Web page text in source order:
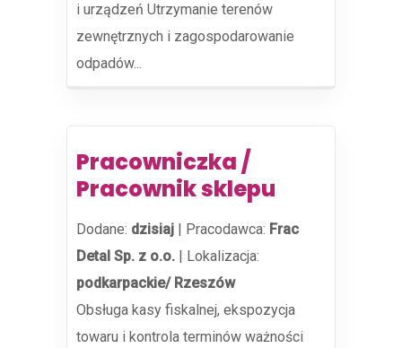
i urządzeń Utrzymanie terenów
zewnętrznych i zagospodarowanie
odpadów...
Pracowniczka /
Pracownik sklepu
Dodane: dzisiaj | Pracodawca: Frac
Detal Sp. z o.o. | Lokalizacja:
podkarpackie/ Rzeszów
Obsługa kasy fiskalnej, ekspozycja
towaru i kontrola terminów ważności